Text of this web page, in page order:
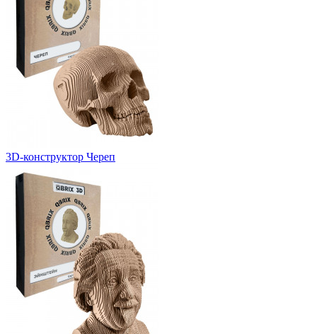
3D-конструктор Череп